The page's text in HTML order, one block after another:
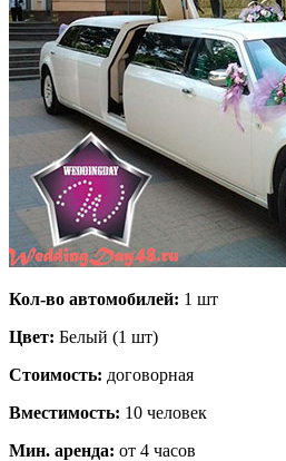
Кол-во автомобилей: 1 шт
Цвет: Белый (1 шт)
Стоимость: договорная
Вместимость: 10 человек
Мин. аренда: от 4 часов